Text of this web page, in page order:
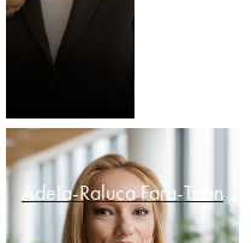
Adela-Raluca Fara-Trion